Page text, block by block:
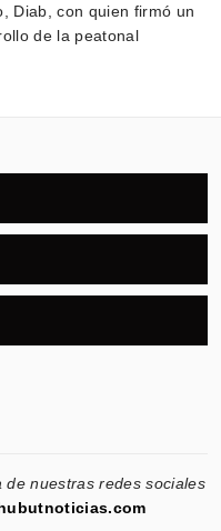
Diab, con quien firmó un
de la peatonal
de nuestras redes sociales